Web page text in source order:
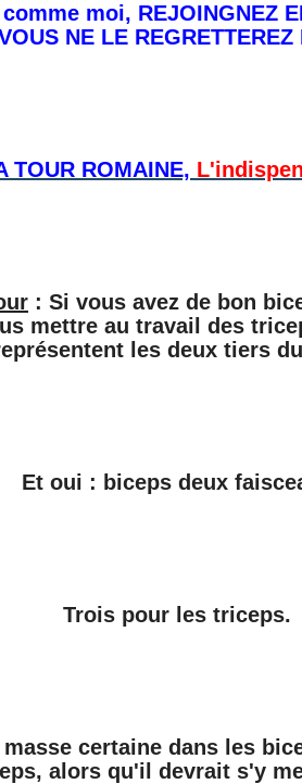
moi, REJOINGNEZ
NE LE REGRETTEREZ
TOUR ROMAINE,
: Si vous avez de bon
mettre au travail des
les deux tiers
Et oui : biceps deux
Trois pour les triceps.
certaine dans les
alors qu'il devrait s'y